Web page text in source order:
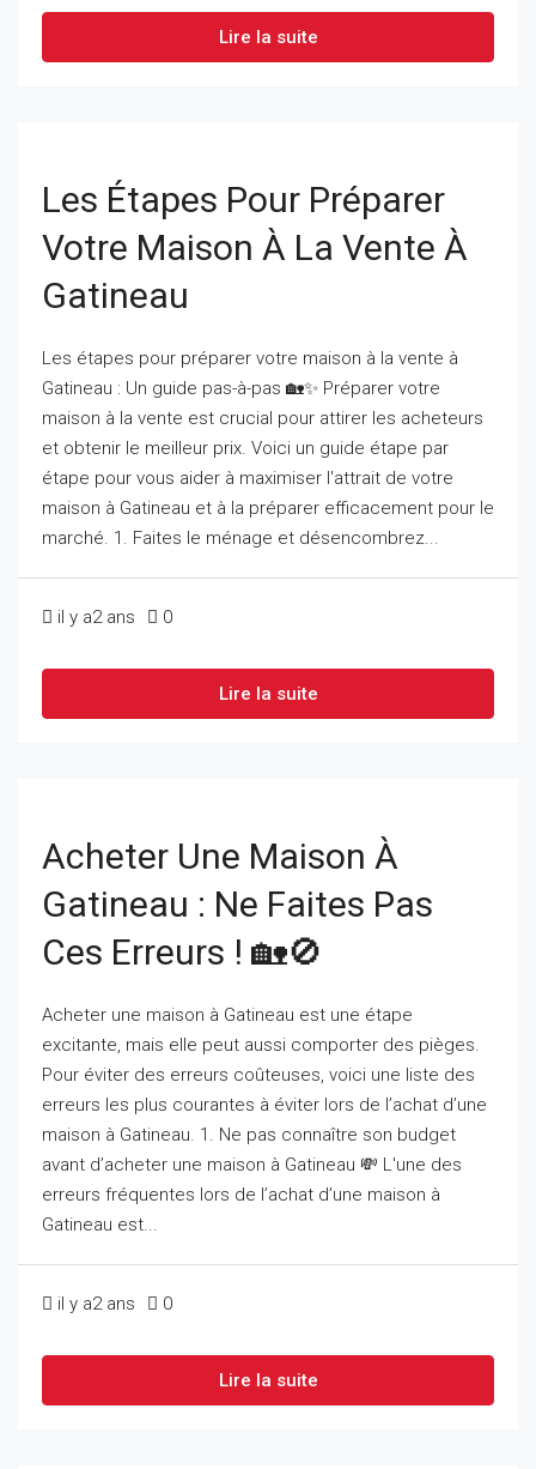
Lire la suite
Les Étapes Pour Préparer
Votre Maison À La Vente À
Gatineau
Les étapes pour préparer votre maison à la vente à
Gatineau : Un guide pas-à-pas 🏡✨ Préparer votre
maison à la vente est crucial pour attirer les acheteurs
et obtenir le meilleur prix. Voici un guide étape par
étape pour vous aider à maximiser l'attrait de votre
maison à Gatineau et à la préparer efficacement pour le
marché. 1. Faites le ménage et désencombrez...
il y a2 ans 0
Lire la suite
Acheter Une Maison À
Gatineau : Ne Faites Pas
Ces Erreurs ! 🏡🚫
Acheter une maison à Gatineau est une étape
excitante, mais elle peut aussi comporter des pièges.
Pour éviter des erreurs coûteuses, voici une liste des
erreurs les plus courantes à éviter lors de l’achat d’une
maison à Gatineau. 1. Ne pas connaître son budget
avant d’acheter une maison à Gatineau 💸 L'une des
erreurs fréquentes lors de l’achat d’une maison à
Gatineau est...
il y a2 ans 0
Lire la suite